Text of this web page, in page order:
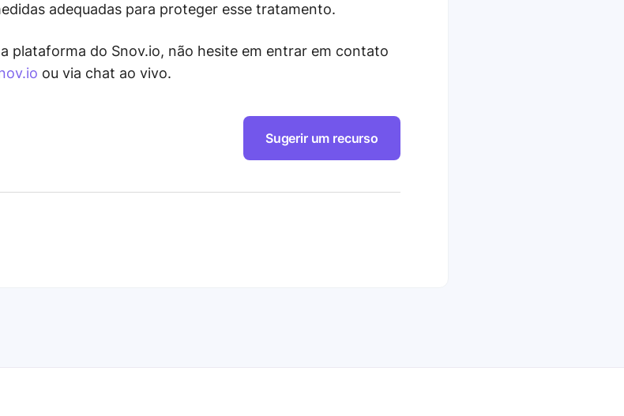
adequadas para proteger esse tratamento.
plataforma do Snov.io, não hesite em entrar em contato
ou via chat ao vivo.
Sugerir um recurso